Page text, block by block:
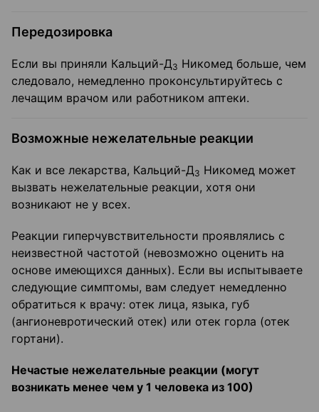
Передозировка
Если вы приняли Кальций-Д3 Никомед больше, чем
следовало, немедленно проконсультируйтесь с
лечащим врачом или работником аптеки.
Возможные нежелательные реакции
Как и все лекарства, Кальций-Д3 Никомед может
вызвать нежелательные реакции, хотя они
возникают не у всех.
Реакции гиперчувствительности проявлялись с
неизвестной частотой (невозможно оценить на
основе имеющихся данных). Если вы испытываете
следующие симптомы, вам следует немедленно
обратиться к врачу: отек лица, языка, губ
(ангионевротический отек) или отек горла (отек
гортани).
Нечастые нежелательные реакции (могут
возникать менее чем у 1 человека из 100)